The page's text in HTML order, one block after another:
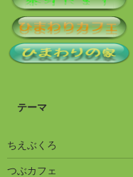
テーマ
ちえぶくろ
つぶカフェ